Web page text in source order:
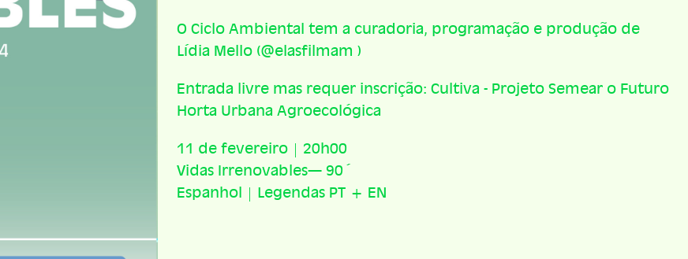
O Ciclo Ambiental tem a curadoria, programação e produção de
Lídia Mello (@elasfilmam )
Entrada livre mas requer inscrição: Cultiva - Projeto Semear o Futuro
Horta Urbana Agroecológica
11 de fevereiro | 20h00
Vidas Irrenovables— 90´
Espanhol | Legendas PT + EN